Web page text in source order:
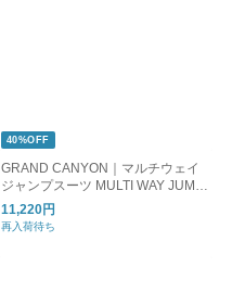
40%OFF
GRAND CANYON｜マルチウェイ
ジャンプスーツ MULTI WAY JUMP
SUITS オールインワン GC306W-08
グランドキャニオン
11,220円
再入荷待ち